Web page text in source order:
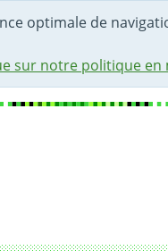
optimale de
sur notre politique